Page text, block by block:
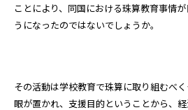
ことにより、同国における珠算教育事情
うになったのではないでしょうか。
その活動は学校教育で珠算に取り組むべ
眼が置かれ、支援目的ということから、